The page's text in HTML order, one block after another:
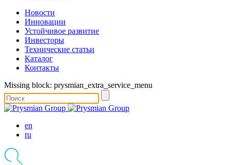
Новости
Инновации
Устойчивое развитие
Инвесторы
Технические статьи
Каталог
Контакты
Missing block: prysmian_extra_service_menu
en
ru